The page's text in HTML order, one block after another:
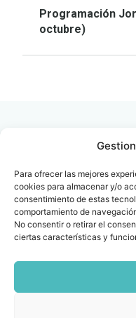
Para ofrecer las mejores
cookies para almacenar y/o
consentimiento de estas
comportamiento de
No consentir o retirar el
ciertas características y
Programación
octubre)
Contacto
info@fenin.es
C/ Villanueva, 20 - 1-
28001